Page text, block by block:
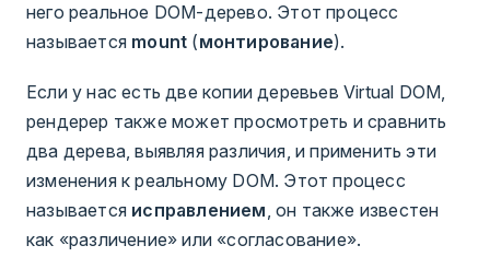
него реальное DOM-дерево. Этот процесс
называется mount (монтирование).
Если у нас есть две копии деревьев Virtual DOM,
рендерер также может просмотреть и сравнить
два дерева, выявляя различия, и применить эти
изменения к реальному DOM. Этот процесс
называется исправлением, он также известен
как «различение» или «согласование».